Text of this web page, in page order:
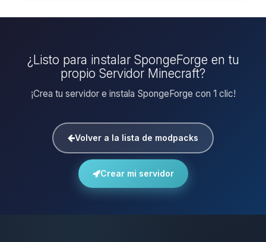
¿Listo para instalar SpongeForge en tu
propio Servidor Minecraft?
¡Crea tu servidor e instala SpongeForge con 1 clic!
Volver a la lista de modpacks
Crear mi servidor